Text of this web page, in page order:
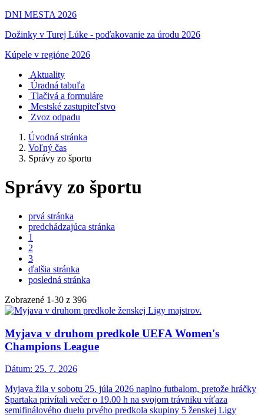
DNI MESTA 2026
Dožinky v Turej Lúke - poďakovanie za úrodu 2026
Kúpele v regióne 2026
Aktuality
Úradná tabuľa
Tlačivá a formuláre
Mestské zastupiteľstvo
Zvoz odpadu
Úvodná stránka
Voľný čas
Správy zo športu
Správy zo športu
prvá stránka
predchádzajúca stránka
1
2
3
ďalšia stránka
posledná stránka
Zobrazené 1-30 z 396
Myjava v druhom predkole UEFA Women's
Champions League
Dátum: 25. 7. 2026
Myjava žila v sobotu 25. júla 2026 naplno futbalom, pretože hráčky
Spartaka privítali večer o 19.00 h na svojom trávniku víťaza
semifinálového duelu prvého predkola skupiny 5 ženskej Ligy